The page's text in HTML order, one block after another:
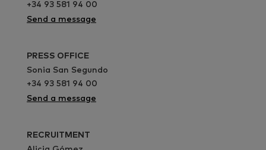
+34 93 581 94 00
Send a message
PRESS OFFICE
Sonia San Segundo
+34 93 581 94 00
Send a message
RECRUITMENT